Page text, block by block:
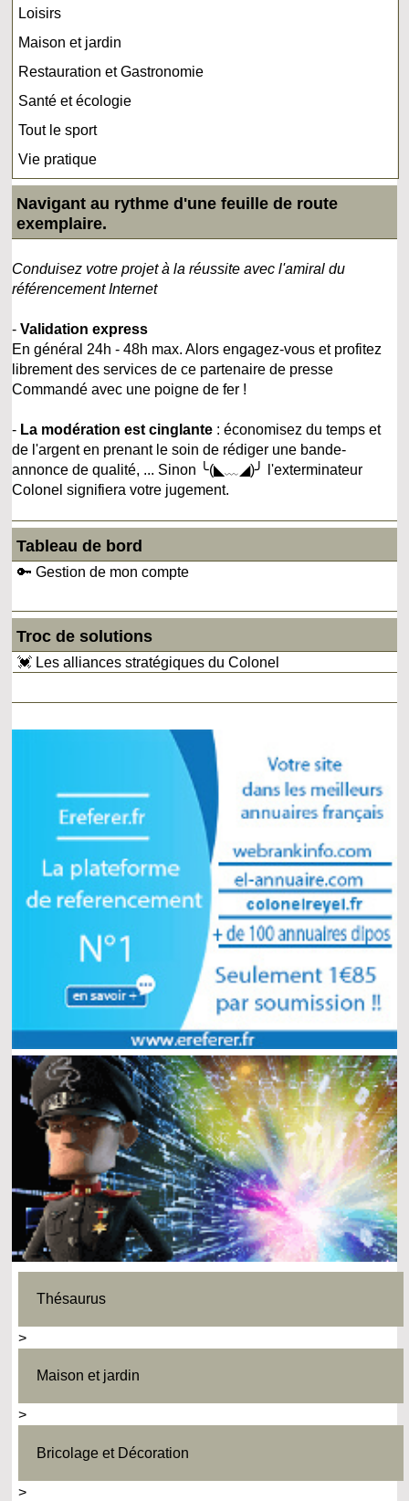
Loisirs
Maison et jardin
Restauration et Gastronomie
Santé et écologie
Tout le sport
Vie pratique
Navigant au rythme d'une feuille de route
exemplaire.
Conduisez votre projet à la réussite avec l'amiral du
référencement Internet
-Validation express
En général 24h - 48h max. Alors engagez-vous et profitez
librement des services de ce partenaire de presse
Commandé avec une poigne de fer !
- La modération est cinglante : économisez du temps et
de l'argent en prenant le soin de rédiger une bande-
annonce de qualité, ... Sinon ╰(◣﹏◢)╯ l'exterminateur
Colonel signifiera votre jugement.
Tableau de bord
🔑 Gestion de mon compte
Troc de solutions
💓 Les alliances stratégiques du Colonel
Thésaurus
>
Maison et jardin
>
Bricolage et Décoration
>